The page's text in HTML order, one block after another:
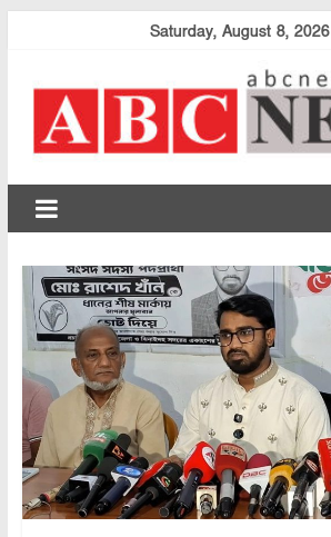
Saturday, August 8, 2026
abcnewsbd